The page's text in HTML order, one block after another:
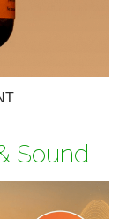
Sound